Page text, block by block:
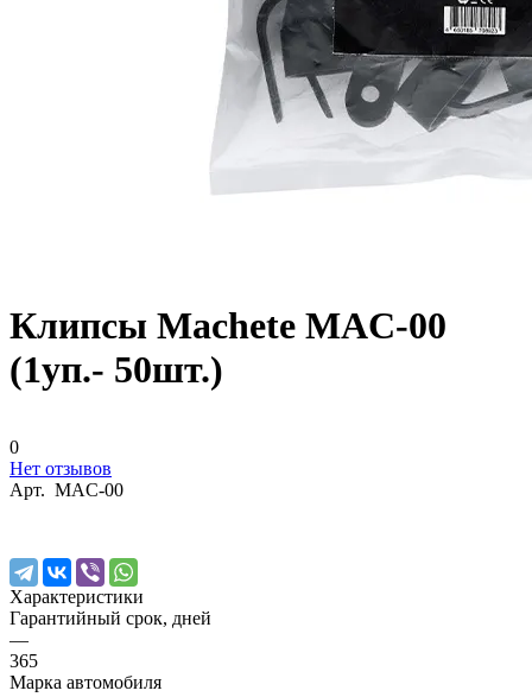
Клипсы Machete MAC-00
(1уп.- 50шт.)
0
Нет отзывов
Арт. MAC-00
Характеристики
Гарантийный срок, дней
—
365
Марка автомобиля